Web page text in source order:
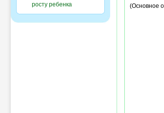
росту ребенка
(Основное